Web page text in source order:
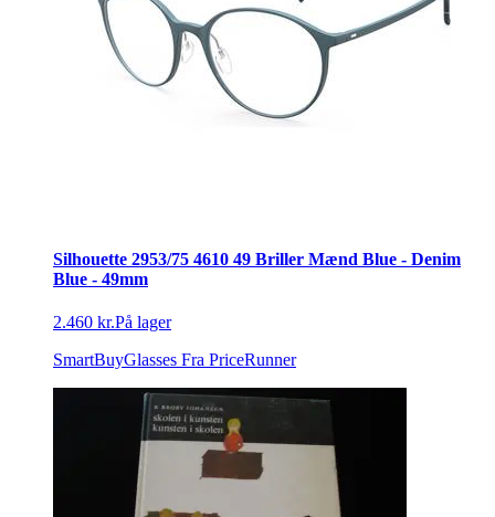
Silhouette 2953/75 4610 49 Briller Mænd Blue - Denim
Blue - 49mm
2.460 kr.På lager
SmartBuyGlasses Fra PriceRunner